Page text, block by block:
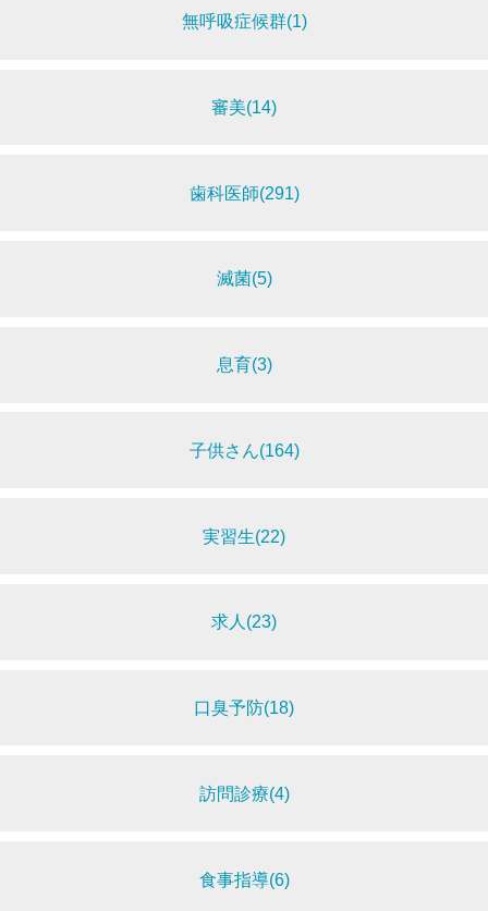
無呼吸症候群(1)
審美(14)
歯科医師(291)
滅菌(5)
息育(3)
子供さん(164)
実習生(22)
求人(23)
口臭予防(18)
訪問診療(4)
食事指導(6)